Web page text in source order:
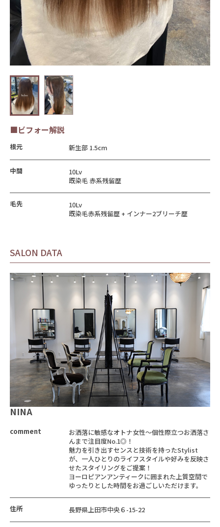
■ビフォー解説
根元 新生部 1.5cm
中間
10Lv
既染毛 赤系残留歴
毛先
10Lv
既染毛赤系残留歴 + インナー2ブリーチ歴
SALON DATA
NINA
comment
お洒落に敏感なオトナ女性～個性際立つお洒落さ
んまで注目度No.1◎！
魅力を引き出すセンスと技術を持ったStylist
が、一人ひとりのライフスタイルや好みを反映さ
せたスタイリングをご提案！
ヨーロピアンアンティークに囲まれた上質空間で
ゆったりとした時間をお過ごしいただけます。
住所 長野県上田市中央６-15-22